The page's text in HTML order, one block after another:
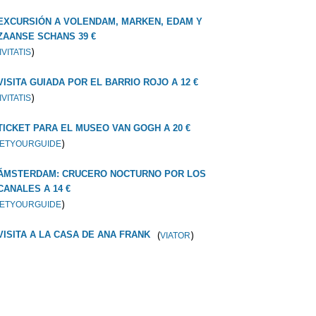
A VOLENDAM, MARKEN, EDAM Y
SCHANS 39 €
)
GUIADA POR EL BARRIO ROJO A 12 €
)
PARA EL MUSEO VAN GOGH A 20 €
)
CRUCERO NOCTURNO POR LOS
A 14 €
)
A LA CASA DE ANA FRANK (VIATOR)